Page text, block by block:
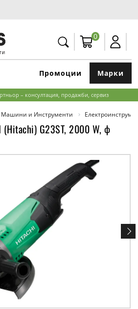
0
Марки
Промоции
– консултация, продажби, сервиз
Машини и Инструменти
G23ST, 2000 W, ф